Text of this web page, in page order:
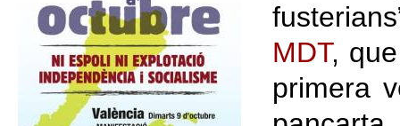
MDT,
primera